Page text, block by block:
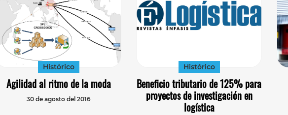
Histórico
Agilidad al ritmo de la moda
30 de agosto del 2016
Histórico
Beneficio tributario de 125% para
proyectos de investigación en
logística